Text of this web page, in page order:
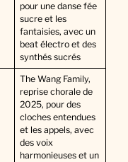
pour une danse fée
sucre et les
fantaisies, avec un
beat électro et des
synthés sucrés
The Wang Family,
reprise chorale de
2025, pour des
cloches entendues
et les appels, avec
des voix
harmonieuses et un